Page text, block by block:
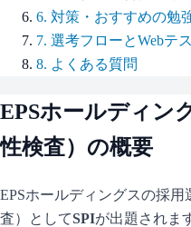
6. 対策・おすすめの勉
7. 選考フローとWebテ
8. よくある質問
EPSホールディン
性検査）の概要
EPSホールディングスの採用
査）としてSPIが出題されま